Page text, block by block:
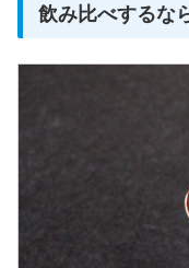
飲み比べするな